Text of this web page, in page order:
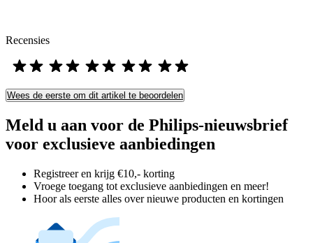
Recensies
Wees de eerste om dit artikel te beoordelen
Meld u aan voor de Philips-nieuwsbrief
voor exclusieve aanbiedingen
Registreer en krijg €10,- korting
Vroege toegang tot exclusieve aanbiedingen en meer!
Hoor als eerste alles over nieuwe producten en kortingen